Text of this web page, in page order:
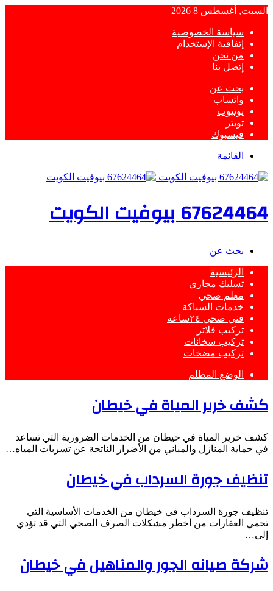
السبت, أغسطس 8 2026
سياسة الخصوصية
إتفاقية الإستخدام
من نحن
إتصل بنا
بحث عن
واتساب
يوتيوب
تويتر
فيسبوك
القائمة
67624464 بيوفيت الكويت
بحث عن
الرئيسية
تسليك مجاري
معلم صحي
خدمات السباكة
فني صحي ٢٤ساعه
تركيب فلاتر
تركيب سخانات
تركيب مضخات
الوضع المظلم
كشف خرير المياة في خيطان
كشف خرير المياة في خيطان من الخدمات الضرورية التي تساعد
في حماية المنازل والمباني من الأضرار الناتجة عن تسربات المياه…
تنظيف جورة السرداب في خيطان
تنظيف جورة السرداب في خيطان من الخدمات الأساسية التي
تحمي العقارات من أخطر مشكلات الصرف الصحي التي قد تؤدي
إلى…
شركة صيانه الجور والمناهيل في خيطان